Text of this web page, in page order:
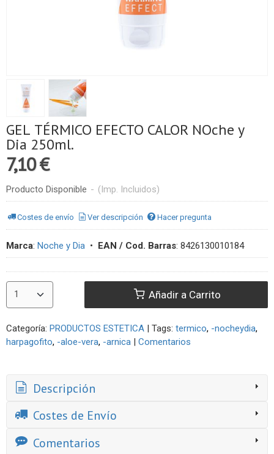
GEL TÉRMICO EFECTO CALOR NOche y
Dia 250ml.
7,10 €
Producto Disponible - (Imp. Incluidos)
Costes de envío Ver descripción Hacer pregunta
Marca: Noche y Dia • EAN / Cod. Barras: 8426130010184
Añadir a Carrito
Categoría: PRODUCTOS ESTETICA | Tags: termico -nocheydia
harpagofito -aloe-vera -arnica | Comentarios
Descripción
Costes de Envío
Comentarios